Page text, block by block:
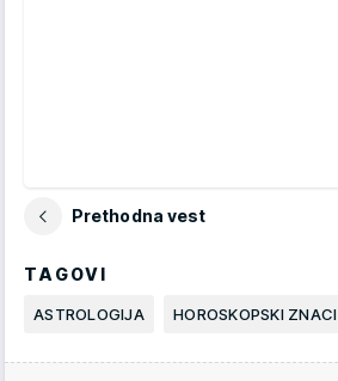
Prethodna vest
TAGOVI
ASTROLOGIJA HOROSKOPSKI ZNACI